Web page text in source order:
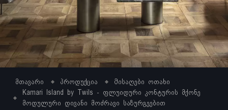
მთავარი პროდუქცია
Მისაღები ოთახი
Kamari Island by Twils - ფლუიდური კონტურის მქონე
მოდულური დივანი მოძრავი საზურგეებით